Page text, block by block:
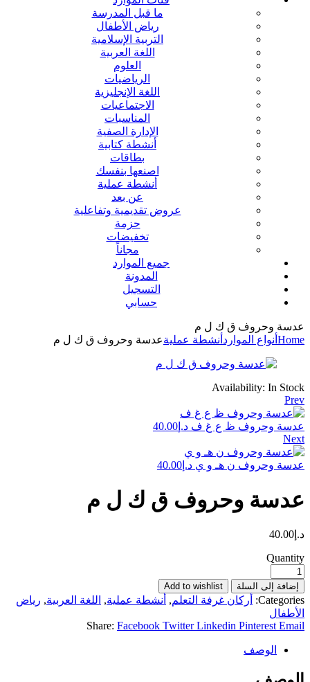
ما قبل المدرسة
رياض الأطفال
التربية الإسلامية
اللغة العربية
العلوم
الرياضيات
اللغة الإنجليزية
الاجتماعيات
المناسبات
الإدارة الصفية
أنشطة كتابية
بطاقات
اصنعها بنفسك
أنشطة عملية
عن بعد
عروض تقديمية وتفاعلية
حزمة
تخفيضات
مجاناً
جميع الموارد
المدونة
التسجيل
حسابي
عدسة وحروف ق ك ل م
Home أنواع الموارد أنشطة عمليةعدسة وحروف ق ك ل م
Availability: In Stock
Prev
عدسة وحروف ظ ع غ ف د.إ 40.00
Next
عدسة وحروف ن هـ و ي د.إ 40.00
عدسة وحروف ق ك ل م
د.إ 40.00
Quantity
إضافة إلى السلة Add to wishlist
Categories: أركان غرفة التعلم, أنشطة عملية, اللغة العربية, رياض
الأطفال
Share: Facebook Twitter Linkedin Pinterest Email
الوصف